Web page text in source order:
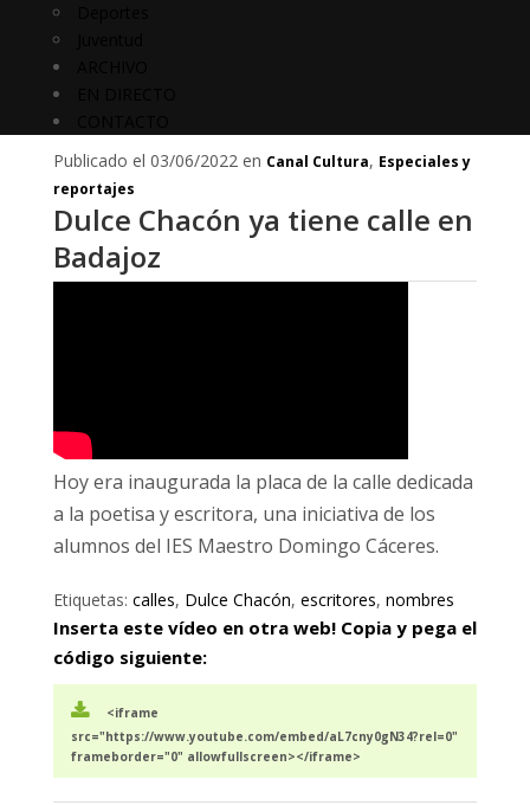
Publicado el 03/06/2022 en Canal Cultura, Especiales y
reportajes
Dulce Chacón ya tiene calle en
Badajoz
Hoy era inaugurada la placa de la calle dedicada
a la poetisa y escritora, una iniciativa de los
alumnos del IES Maestro Domingo Cáceres.
Etiquetas: calles, Dulce Chacón, escritores, nombres
Inserta este vídeo en otra web! Copia y pega el
código siguiente:
<iframe
src="https://www.youtube.com/embed/aL7cny0gN34?rel=0"
frameborder="0" allowfullscreen></iframe>